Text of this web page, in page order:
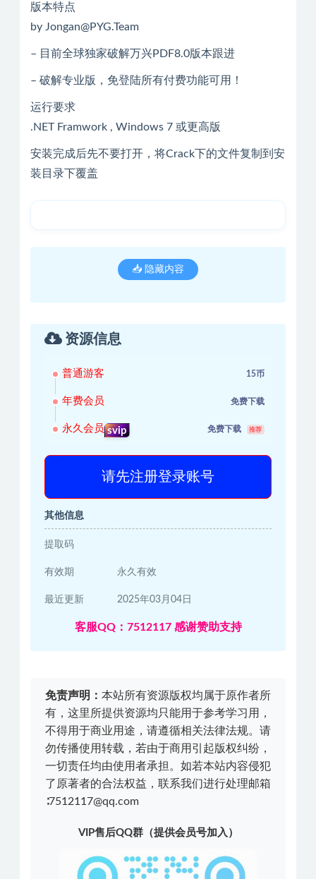
版本特点
by Jongan@PYG.Team
– 目前全球独家破解万兴PDF8.0版本跟进
– 破解专业版，免登陆所有付费功能可用！
运行要求
.NET Framwork , Windows 7 或更高版
安装完成后先不要打开，将Crack下的文件复制到安
装目录下覆盖
📥 隐藏内容
资源信息
普通游客 15币
年费会员 免费下载
永久会员 svip 免费下载 推荐
请先注册登录账号
其他信息
提取码
有效期 永久有效
最近更新 2025年03月04日
客服QQ：7512117 感谢赞助支持
免责声明： 本站所有资源版权均属于原作者所
有，这里所提供资源均只能用于参考学习用，
不得用于商业用途，请遵循相关法律法规。请
勿传播使用转载，若由于商用引起版权纠纷，
一切责任均由使用者承担。如若本站内容侵犯
了原著者的合法权益，联系我们进行处理邮箱
∶7512117@qq.com
VIP售后QQ群（提供会员号加入）